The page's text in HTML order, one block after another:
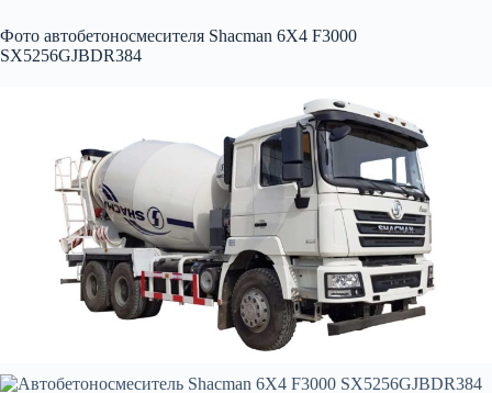
Фото автобетоносмесителя Shacman 6X4 F3000
SX5256GJBDR384